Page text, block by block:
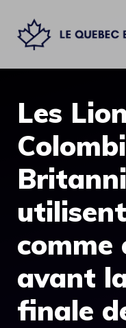
contenu
Les
avant
finale